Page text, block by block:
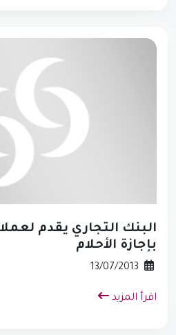
البنك التجاري يقدم
بإجازة الأحلام
اقرأ المزيد